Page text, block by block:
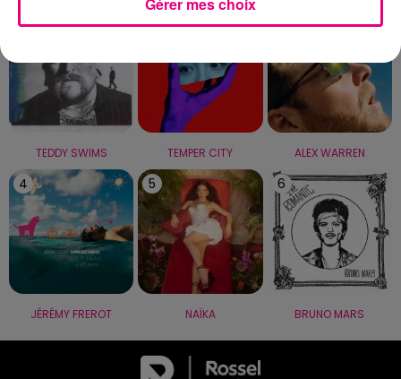
1
TEDDY SWIMS
2
TEMPER CITY
3
ALEX WARREN
4
JÉRÉMY FREROT
5
NAÏKA
6
BRUNO MARS